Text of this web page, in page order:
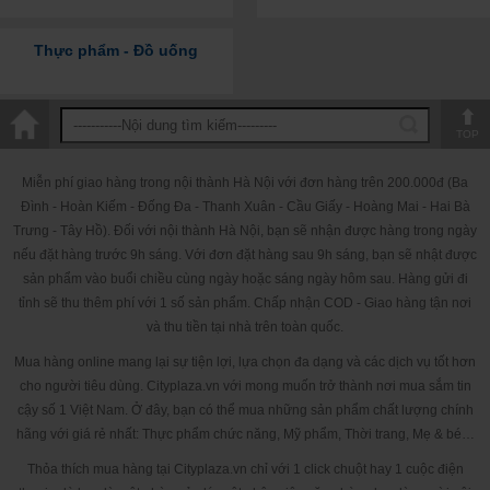
thuốc chữa bệnh. Hiệu quả sử dụng sản phẩm tùy thuộc vào cơ địa của
từng người
Thực phẩm - Đồ uống
Miễn phí giao hàng trong nội thành Hà Nội với đơn hàng trên 200.000đ (Ba
Đình - Hoàn Kiếm - Đống Đa - Thanh Xuân - Cầu Giấy - Hoàng Mai - Hai Bà
Trưng - Tây Hồ). Đối với nội thành Hà Nội, bạn sẽ nhận được hàng trong ngày
nếu đặt hàng trước 9h sáng. Với đơn đặt hàng sau 9h sáng, bạn sẽ nhật được
sản phẩm vào buổi chiều cùng ngày hoặc sáng ngày hôm sau. Hàng gửi đi
tỉnh sẽ thu thêm phí với 1 số sản phẩm. Chấp nhận COD - Giao hàng tận nơi
và thu tiền tại nhà trên toàn quốc.
Mua hàng online mang lại sự tiện lợi, lựa chọn đa dạng và các dịch vụ tốt hơn
cho người tiêu dùng. Cityplaza.vn với mong muốn trở thành nơi mua sắm tin
cậy số 1 Việt Nam. Ở đây, bạn có thể mua những sản phẩm chất lượng chính
hãng với giá rẻ nhất: Thực phẩm chức năng, Mỹ phẩm, Thời trang, Mẹ & bé…
Thỏa thích mua hàng tại Cityplaza.vn chỉ với 1 click chuột hay 1 cuộc điện